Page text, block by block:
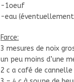
-1oeuf
-eau (éventuellement
Farce:
3 mesures de noix
un peu moins d’une
2 c a café de